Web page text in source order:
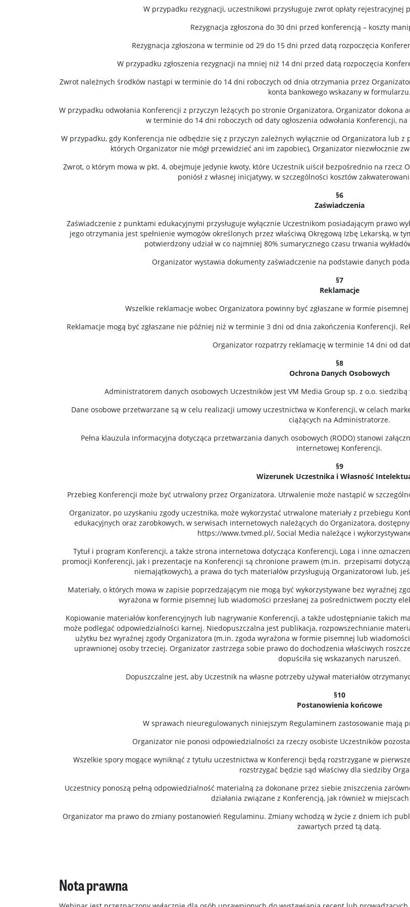
W przypadku rezygnacji, uczestnikowi przysługuje zwrot opłaty rejestracyjnej
Rezygnacja zgłoszona do 30 dni przed konferencją – koszty
Rezygnacja zgłoszona w terminie od 29 do 15 dni przed datą rozpoczęcia
W przypadku zgłoszenia rezygnacji na mniej niż 14 dni przed datą rozpoczęcia
Zwrot należnych środków nastąpi w terminie do 14 dni roboczych od dnia otrzymania przez
konta bankowego wskazany w formularzu.
W przypadku odwołania Konferencji z przyczyn leżących po stronie Organizatora, Organizator dokona
w terminie do 14 dni roboczych od daty ogłoszenia odwołania Konferencji,
W przypadku, gdy Konferencja nie odbędzie się z przyczyn zależnych wyłącznie od Organizatora lub z
których Organizator nie mógł przewidzieć ani im zapobiec), Organizator niezwłocznie
Zwrot, o którym mowa w pkt. 4, obejmuje jedynie kwoty, które Uczestnik uiścił bezpośrednio na rzecz
poniósł z własnej inicjatywy, w szczególności kosztów
§6
Zaświadczenia
Zaświadczenie z punktami edukacyjnymi przysługuje wyłącznie Uczestnikom posiadającym prawo
jego otrzymania jest spełnienie wymogów określonych przez właściwą Okręgową Izbę Lekarską, w
potwierdzony udział w co najmniej 80% sumarycznego czasu trwania
Organizator wystawia dokumenty zaświadczenie na podstawie danych
§7
Reklamacje
Wszelkie reklamacje wobec Organizatora powinny być zgłaszane w formie
Reklamacje mogą być zgłaszane nie później niż w terminie 3 dni od dnia zakończenia Konferencji.
Organizator rozpatrzy reklamację w terminie 14 dni od
§8
Ochrona Danych Osobowych
Administratorem danych osobowych Uczestników jest VM Media Group sp. z o.o. siedzibą
Dane osobowe przetwarzane są w celu realizacji umowy uczestnictwa w Konferencji, w celach
ciążących na Administratorze.
Pełna klauzula informacyjna dotycząca przetwarzania danych osobowych (RODO) stanowi
internetowej Konferencji.
§9
Wizerunek Uczestnika i Własność
Przebieg Konferencji może być utrwalony przez Organizatora. Utrwalenie może nastąpić w
Organizator, po uzyskaniu zgody uczestnika, może wykorzystać utrwalone materiały z przebiegu
edukacyjnych oraz zarobkowych, w serwisach internetowych należących do Organizatora,
https://www.tvmed.pl/, Social Media należące i
Tytuł i program Konferencji, a także strona internetowa dotycząca Konferencji, Loga i inne
promocji Konferencji, jak i prezentacje na Konferencji są chronione prawem (m.in. przepisami
niemajątkowych), a prawa do tych materiałów przysługują Organizatorowi lub,
Materiały, o których mowa w zapisie poprzedzającym nie mogą być wykorzystywane bez wyraźnej
wyrażona w formie pisemnej lub wiadomości przesłanej za pośrednictwem poczty
Kopiowanie materiałów konferencyjnych lub nagrywanie Konferencji, a także udostępnianie takich
może podlegać odpowiedzialności karnej. Niedopuszczalna jest publikacja, rozpowszechnianie
użytku bez wyraźnej zgody Organizatora (m.in. zgoda wyrażona w formie pisemnej lub
uprawnionej osoby trzeciej. Organizator zastrzega sobie prawo do dochodzenia właściwych
dopuściła się wskazanych naruszeń.
Dopuszczalne jest, aby Uczestnik na własne potrzeby używał materiałów
§10
Postanowienia końcowe
W sprawach nieuregulowanych niniejszym Regulaminem zastosowanie mają
Organizator nie ponosi odpowiedzialności za rzeczy osobiste Uczestników
Wszelkie spory mogące wyniknąć z tytułu uczestnictwa w Konferencji będą rozstrzygane w
rozstrzygać będzie sąd właściwy dla siedziby
Uczestnicy ponoszą pełną odpowiedzialność materialną za dokonane przez siebie zniszczenia
działania związane z Konferencją, jak również w
Organizator ma prawo do zmiany postanowień Regulaminu. Zmiany wchodzą w życie z dniem ich
zawartych przed tą datą.
Nota prawna